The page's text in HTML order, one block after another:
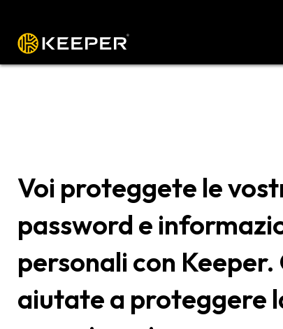
Voi proteggete le
password e
personali con Keeper.
aiutate a proteggere